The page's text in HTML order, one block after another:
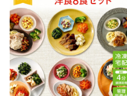
一人暮らし おいしい リモート
ーク ランチ 塩分 2.5g以下 カロ
リー 500kcal以下